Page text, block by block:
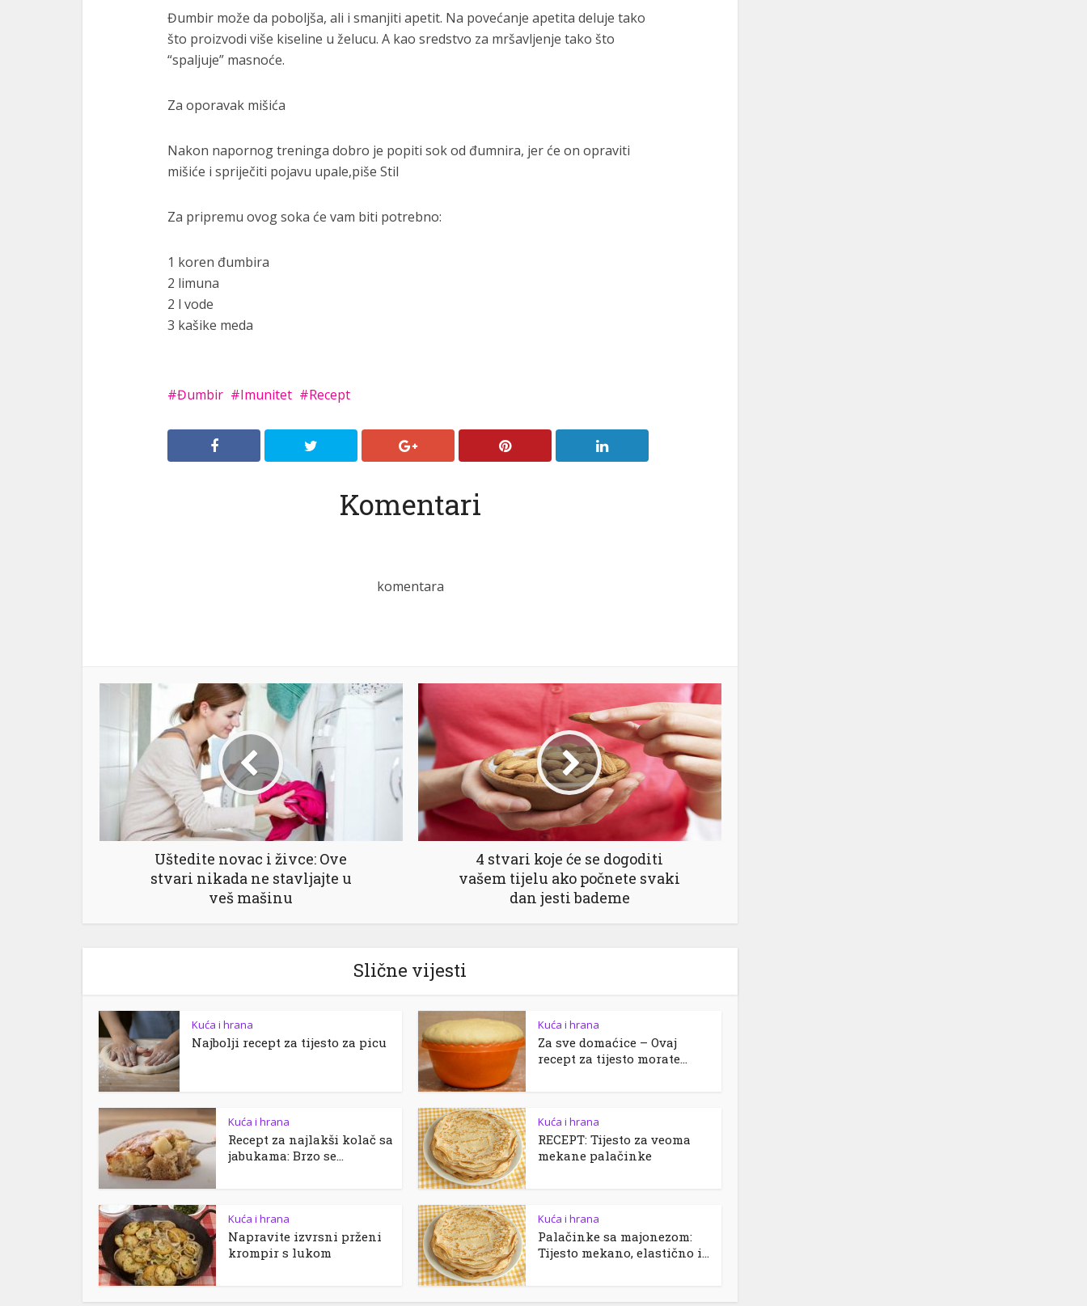
Đumbir može da poboljša, ali i smanjiti apetit. Na povećanje apetita deluje tako
što proizvodi više kiseline u želucu. A kao sredstvo za mršavljenje tako što
“spaljuje” masnoće.
Za oporavak mišića
Nakon napornog treninga dobro je popiti sok od đumnira, jer će on opraviti
mišiće i spriječiti pojavu upale,piše Stil
Za pripremu ovog soka će vam biti potrebno:
1 koren đumbira
2 limuna
2 l vode
3 kašike meda
Đumbir Imunitet Recept
Komentari
komentara
Uštedite novac i živce: Ove
stvari nikada ne stavljajte u
veš mašinu
4 stvari koje će se dogoditi
vašem tijelu ako počnete svaki
dan jesti bademe
Slične vijesti
Kuća i hrana
Najbolji recept za tijesto za picu
Kuća i hrana
Za sve domaćice – Ovaj
recept za tijesto morate...
Kuća i hrana
Recept za najlakši kolač sa
jabukama: Brzo se...
Kuća i hrana
RECEPT: Tijesto za veoma
mekane palačinke
Kuća i hrana
Napravite izvrsni prženi
krompir s lukom
Kuća i hrana
Palačinke sa majonezom:
Tijesto mekano, elastično i...